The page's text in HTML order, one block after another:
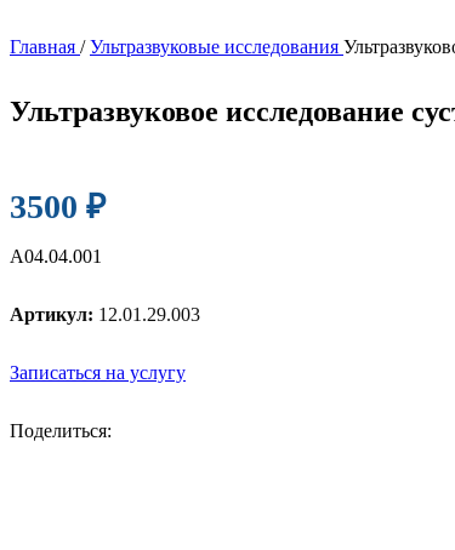
Главная / Ультразвуковые исследования
Ультразвуковое исследование
3500 ₽
А04.04.001
Артикул: 12.01.29.003
Записаться на услугу
Поделиться: